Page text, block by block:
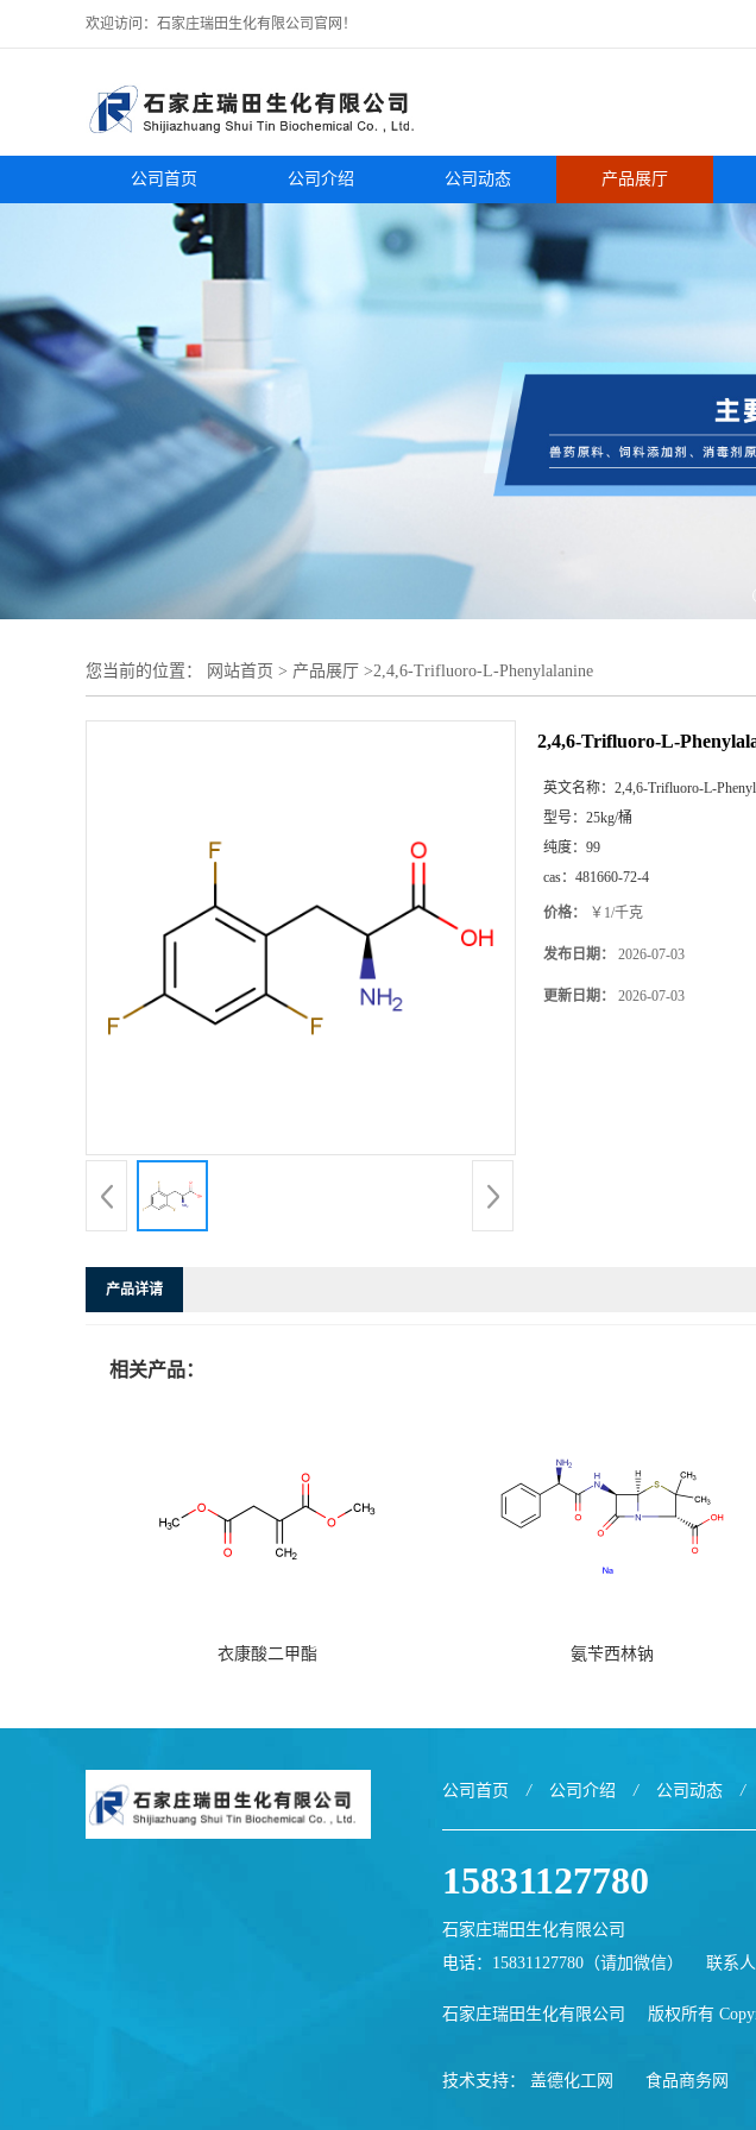
欢迎访问：石家庄瑞田生化有限公司官网！
公司首页 公司介绍 公司动态 产品展厅
您当前的位置： 网站首页 > 产品展厅 >2,4,6-Trifluoro-L-Phenylalanine
2,4,6-Trifluoro-L-
英文名称： 2,4,6-Trifluoro-L-
型号： 25kg/桶
纯度： 99
cas： 481660-72-4
价格： ￥1/千克
发布日期： 2026-07-03
更新日期： 2026-07-03
产品详请
相关产品：
衣康酸二甲酯 氨苄西林钠
公司首页 / 公司介绍 / 公司动态 /
15831127780
石家庄瑞田生化有限公司
电话：15831127780（请加微信）
联系
石家庄瑞田生化有限公司 版权所有
技术支持： 盖德化工网 食品商务网